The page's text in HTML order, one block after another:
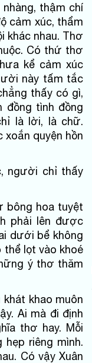
thậm chí
cảm xúc, thẩm
khác nhau. Thơ
Có thứ thơ
kể cảm xúc
này tấm tắc
thấy có gì,
đồng tình đồng
là lời, là chữ.
quyện hồn
người chỉ thấy
bông hoa tuyệt
phải lên được
dưới bể không
thể lọt vào khoé
ý thơ thăm
khao muôn
Ai mà đi định
thơ hay. Mỗi
riêng mình.
Có vậy Xuân